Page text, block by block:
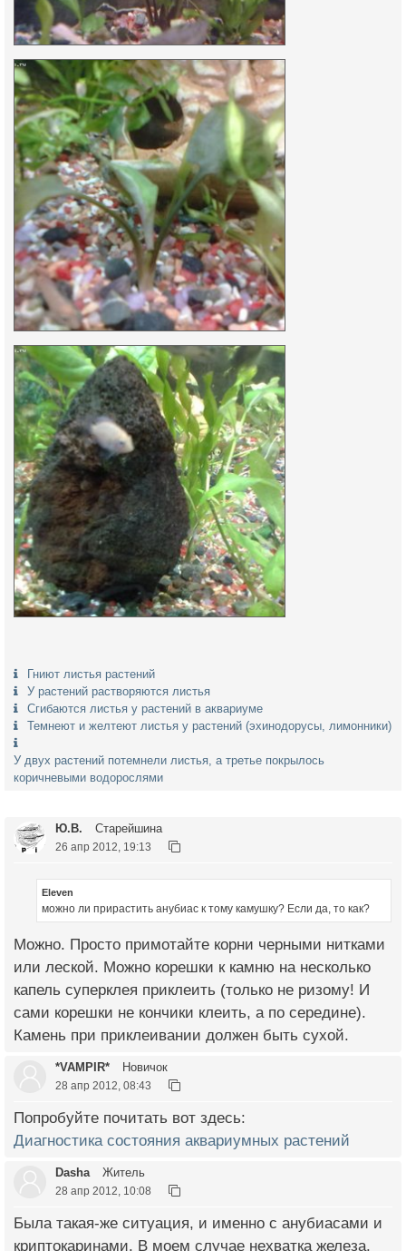
Гниют листья растений
У растений растворяются листья
Сгибаются листья у растений в аквариуме
Темнеют и желтеют листья у растений (эхинодорусы, лимонники)
У двух растений потемнели листья, а третье покрылось
коричневыми водорослями
Ю.В. Старейшина
26 апр 2012, 19:13
Eleven
можно ли прирастить анубиас к тому камушку? Если да, то как?
Можно. Просто примотайте корни черными нитками
или леской. Можно корешки к камню на несколько
капель суперклея приклеить (только не ризому! И
сами корешки не кончики клеить, а по середине).
Камень при приклеивании должен быть сухой.
*VAMPIR* Новичок
28 апр 2012, 08:43
Попробуйте почитать вот здесь:
Диагностика состояния аквариумных растений
Dasha Житель
28 апр 2012, 10:08
Была такая-же ситуация, и именно с анубиасами и
криптокаринами. В моем случае нехватка железа.